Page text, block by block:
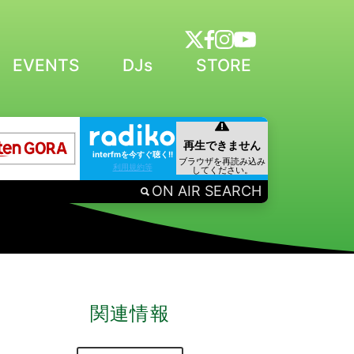
EVENTS DJs STORE
interfmを今すぐ聴く!!
利用規約等
ON AIR SEARCH
関連情報